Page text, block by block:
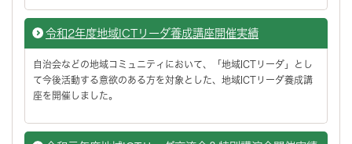
令和2年度地域ICTリーダ養成講座開催実績
自治会などの地域コミュニティにおいて、「地域ICTリーダ」とし
て今後活動する意欲のある方を対象とした、地域ICTリーダ養成講
座を開催しました。